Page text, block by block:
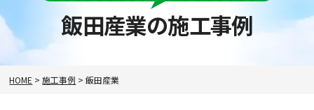
飯田産業の施工事例
HOME >施工事例 >飯田産業